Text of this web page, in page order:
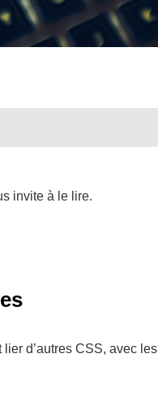
invite à le lire.
d’autres CSS, avec les